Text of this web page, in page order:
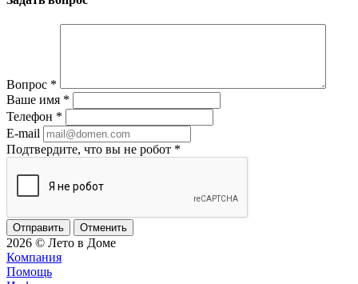
Вопрос *
Ваше имя *
Телефон *
E-mail
Подтвердите, что вы не робот *
Отменить
2026 © Лето в Доме
Компания
Помощь